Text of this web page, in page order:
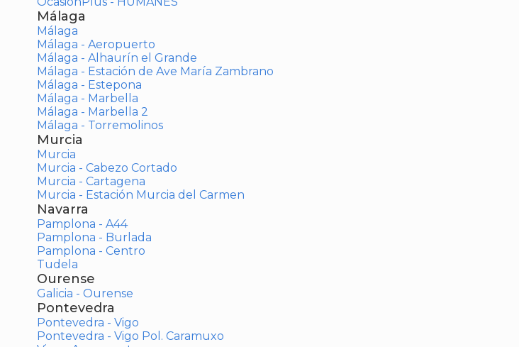
Málaga
Málaga
Málaga - Aeropuerto
Málaga - Alhaurín el Grande
Málaga - Estación de Ave María Zambrano
Málaga - Estepona
Málaga - Marbella
Málaga - Marbella 2
Málaga - Torremolinos
Murcia
Murcia
Murcia - Cabezo Cortado
Murcia - Cartagena
Murcia - Estación Murcia del Carmen
Navarra
Pamplona - A44
Pamplona - Burlada
Pamplona - Centro
Tudela
Ourense
Galicia - Ourense
Pontevedra
Pontevedra - Vigo
Pontevedra - Vigo Pol. Caramuxo